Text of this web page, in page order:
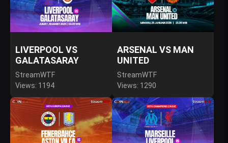
LIVERPOOL VS
GALATASARAY
StreamWTF
Views: 1194
ARSENAL VS MAN
UNITED
StreamWTF
Views: 1290